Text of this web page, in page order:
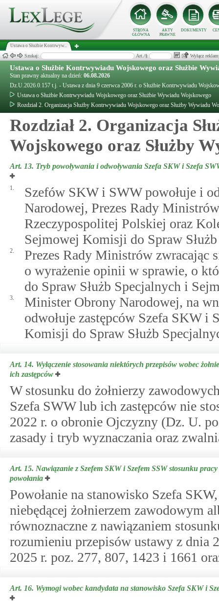
STRONA
GŁÓWNA
AKTY
PRAWNE
DOKUMENTY
Ustawa o Służbie Kontrwyw...
Szukaj: Art./§ Wyłącz
Ustawa o Służbie Kontrwywiadu Wojskowego oraz Służbie
Stan prawny aktualny na dzień: 06.08.2026
Dz.U.2026.0.157 t.j. - Ustawa z dnia 9 czerwca 2006 r. o Służbie Kontrwywiadu
Ustawa o Służbie Kontrwywiadu Wojskowego oraz Służbie Wywiadu Wojskowego
Rozdział 2. Organizacja Służby Kontrwywiadu Wojskowego oraz Służby Wywiadu
Rozdział 2. Organizacja
Wojskowego oraz Służby
Art. 13. Tryb powoływania i odwoływania Szefa SKW i Szefa
1.
Szefów SKW i SWW powołuje i
Narodowej, Prezes Rady
Rzeczypospolitej Polskiej oraz
Sejmowej Komisji do Spraw
2.
Prezes Rady Ministrów zwracając
o wyrażenie opinii w sprawie, o
do Spraw Służb Specjalnych i
3.
Minister Obrony Narodowej, na
odwołuje zastępców Szefa SKW i
Komisji do Spraw Służb
Art. 14. Wyłączenie stosowania niektórych przepisów wobec
ich zastępców
W stosunku do żołnierzy
Szefa SWW lub ich zastępców nie
2022 r. o obronie Ojczyzny (Dz. U.
zasady i tryb wyznaczania oraz
Art. 15. Nawiązanie z Szefem SKW i Szefem SSW stosunku
powołania
Powołanie na stanowisko Szefa
niebędącej żołnierzem zawodowym
równoznaczne z nawiązaniem
rozumieniu przepisów ustawy z dnia
2025 r. poz. 277, 807, 1423 i 1661
Art. 16. Wymogi wobec kandydata na stanowisko Szefa SKW i